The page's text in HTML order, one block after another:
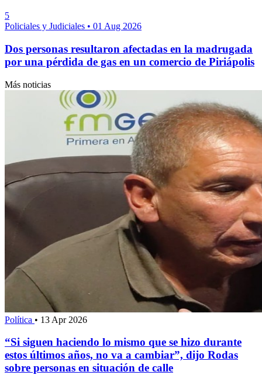
5
Policiales y Judiciales • 01 Aug 2026
Dos personas resultaron afectadas en la madrugada
por una pérdida de gas en un comercio de Piriápolis
Más noticias
Política • 13 Apr 2026
“Si siguen haciendo lo mismo que se hizo durante
estos últimos años, no va a cambiar”, dijo Rodas
sobre personas en situación de calle